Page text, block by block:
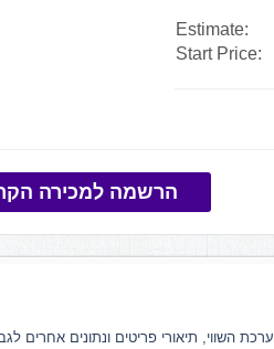
Estimate:
Start Price:
הרשמה למכירה
השווי, תיאורי פריטים ונתונים אחרים